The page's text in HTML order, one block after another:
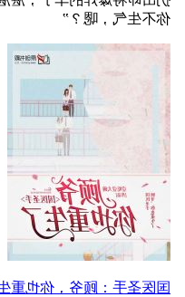
你不生气，嗯？”
圣手：顾爷，你也重生了